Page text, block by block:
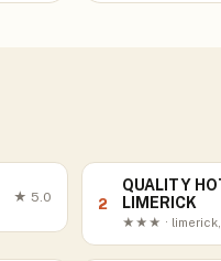
★ 5.0 2
QUALITY
LIMERICK
★★★ · limerick,